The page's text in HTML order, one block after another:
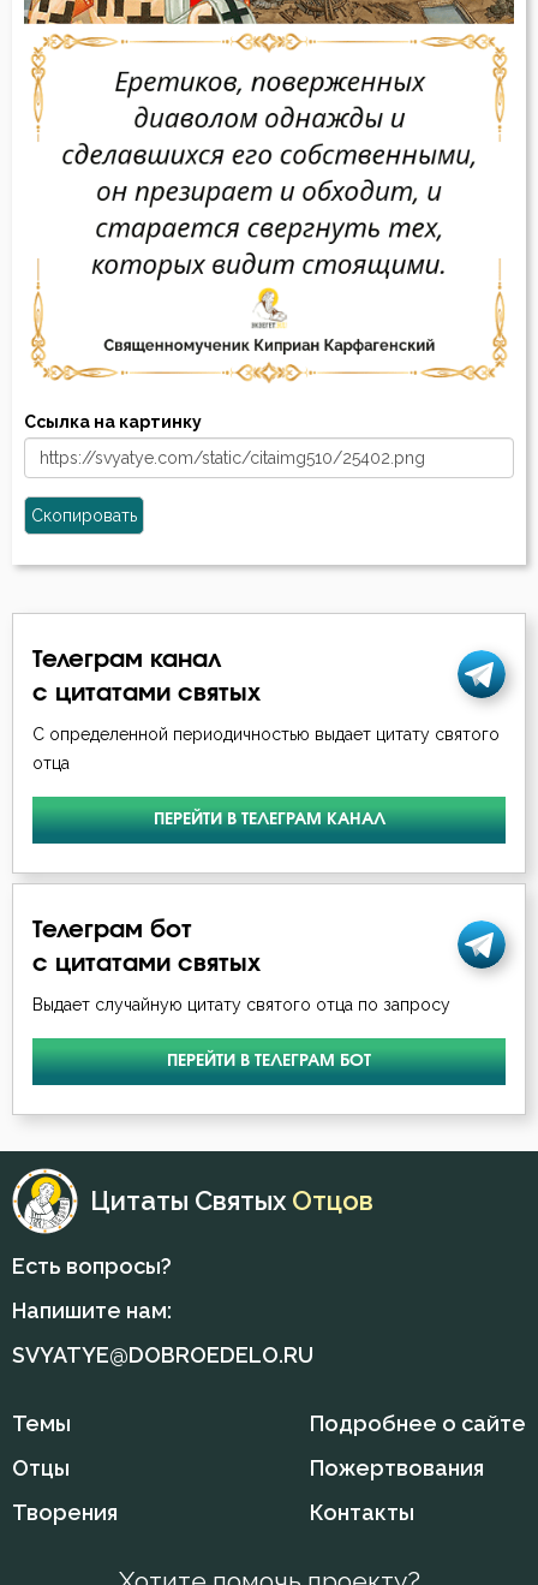
Ссылка на картинку
Скопировать
Телеграм канал
с цитатами святых
С определенной периодичностью выдает цитату святого
отца
ПЕРЕЙТИ В ТЕЛЕГРАМ КАНАЛ
Телеграм бот
с цитатами святых
Выдает случайную цитату святого отца по запросу
ПЕРЕЙТИ В ТЕЛЕГРАМ БОТ
Цитаты Святых Отцов
Есть вопросы?
Напишите нам:
SVYATYE@DOBROEDELO.RU
Темы
Отцы
Творения
Подробнее о сайте
Пожертвования
Контакты